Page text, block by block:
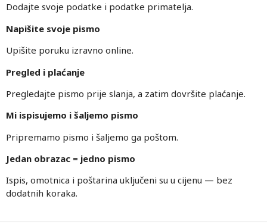
Dodajte svoje podatke i podatke primatelja.
Napišite svoje pismo
Upišite poruku izravno online.
Pregled i plaćanje
Pregledajte pismo prije slanja, a zatim dovršite plaćanje.
Mi ispisujemo i šaljemo pismo
Pripremamo pismo i šaljemo ga poštom.
Jedan obrazac = jedno pismo
Ispis, omotnica i poštarina uključeni su u cijenu — bez
dodatnih koraka.